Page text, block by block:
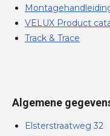
VELUX Product
Track & Trace
Algemene
Elsterstraatweg 32